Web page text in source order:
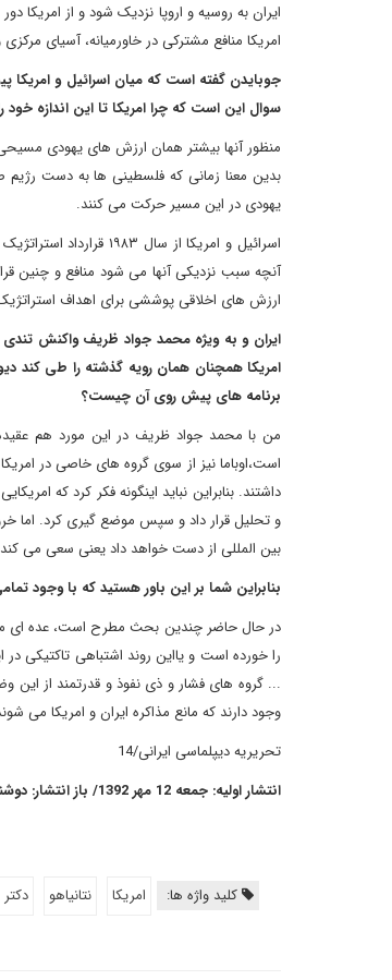
ایران به روسیه و اروپا نزدیک شود و از
امریکا منافع مشترکی در خاورمیانه، آسیای
جوبایدن گفته است که میان اسرائیل و امریکا
سوال این است که چرا امریکا تا این اندازه
منظور آنها بیشتر همان ارزش های یهودی
بدین معنا زمانی که فلسطینی ها به دست
یهودی در این مسیر حرکت می کنند.
اسرائیل و امریکا از
آنچه سبب نزدیکی آنها می شود منافع و چنین
ارزش های اخلاقی پوششی برای اهداف
ایران و به ویژه محمد جواد ظریف واکنش تندی
امریکا همچنان همان رویه گذشته را طی کند
برنامه های پیش روی آن چیست؟
من با محمد جواد ظریف در این مورد هم عقیده
داشتند. بنابراین نباید اینگونه فکر کرد که
و تحلیل قرار داد و سپس موضع گیری کرد. اما
بین المللی از دست خواهد داد یعنی سعی می
بنابراین شما بر این باور هستید که با وجود
در حال حاضر چندین بحث مطرح است، عده ای می
را خورده است و یااین روند اشتباهی تاکتیکی
... گروه های فشار و ذی نفوذ و قدرتمند از این
وجود دارند که مانع مذاکره ایران و امریکا می
تحریریه دیپلماسی ایرانی/14
انتشار اولیه: جمعه 12 مهر 1392/ باز انتشار: دوشنبه 15 مهر 1392
کلید واژه ها: امریکا نتانیاهو